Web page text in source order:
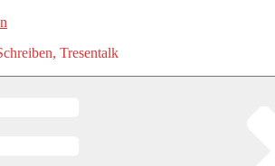
Tresentalk